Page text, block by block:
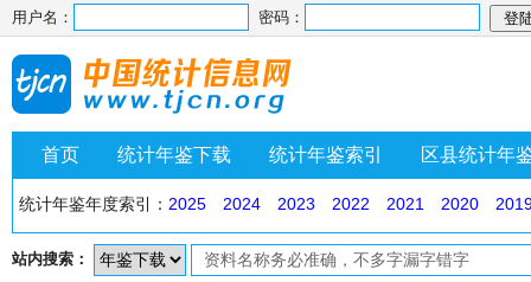
用户名： 密码：
首页 统计年鉴下载 统计年鉴索引 区县统计年
统计年鉴年度索引： 2025 2024 2023 2022 2021 2020
站内搜索：